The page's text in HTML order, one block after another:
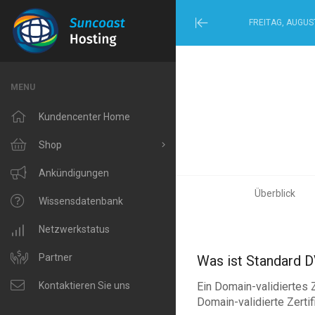
Minimize
Menu
FREITAG,
MENU
Kundencenter Home
Shop
Alle anzeigen
Windows Hosting
Linux Hosting
VPS Hosting
Domain Related
Ankündigungen
Wissensdatenbank
Netzwerkstatus
Partner
Kontaktieren Sie uns
Überblick
Was ist Standard
Ein Domain-validiertes
Domain-validierte